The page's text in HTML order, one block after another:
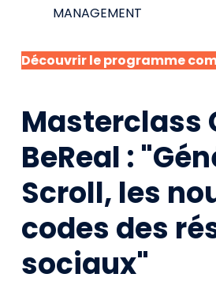
MANAGEMENT
Découvrir le programme
Masterclass
BeReal :
Scroll, les
codes des
sociaux"